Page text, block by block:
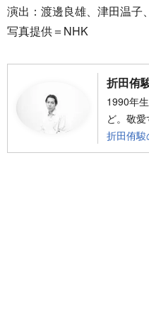
演出：渡邊良雄、津田温子
写真提供＝NHK
折田侑
1990年
ど。敬愛
折田侑駿